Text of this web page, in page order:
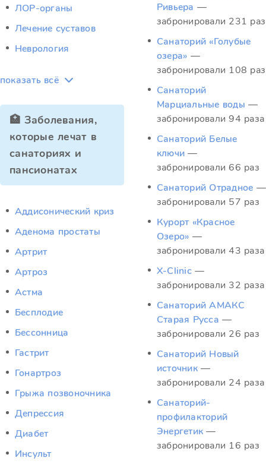
ЛОР-органы
Лечение суставов
Неврология
показать всё
🏥 Заболевания,
которые лечат в
санаториях и
пансионатах
Аддисонический криз
Аденома простаты
Артрит
Артроз
Астма
Бесплодие
Бессонница
Гастрит
Гонартроз
Грыжа позвоночника
Депрессия
Диабет
Инсульт
Ривьера —
забронировали 231 раз
Санаторий «Голубые
озера» —
забронировали 108 раз
Санаторий
Марциальные воды —
забронировали 94 раза
Санаторий Белые
ключи —
забронировали 66 раз
Санаторий Отрадное —
забронировали 57 раз
Курорт «Красное
Озеро» —
забронировали 43 раза
X-Clinic —
забронировали 32 раза
Санаторий АМАКС
Старая Русса —
забронировали 26 раз
Санаторий Новый
источник —
забронировали 24 раза
Санаторий-
профилакторий
Энергетик —
забронировали 16 раз